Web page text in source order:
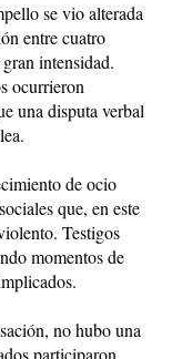
se vio alterada
entre cuatro
intensidad.
ocurrieron
una disputa verbal
de ocio
que, en este
Testigos
momentos de
no hubo una
participaron